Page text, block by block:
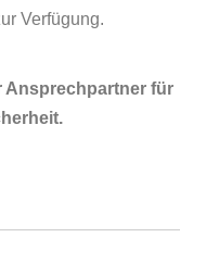
Verfügung.
Ansprechpartner für